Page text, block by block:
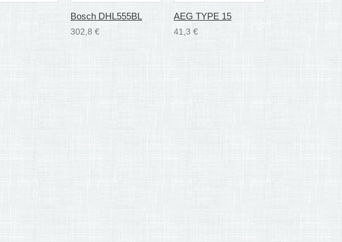
Bosch DHL555BL
302,8 €
AEG TYPE 15
41,3 €